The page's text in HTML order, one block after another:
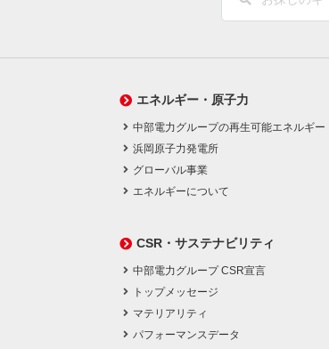
エネルギー・原子力
中部電力グループの再生可能エネルギー
浜岡原子力発電所
グローバル事業
エネルギーについて
CSR・サステナビリティ
中部電力グループ CSR宣言
トップメッセージ
マテリアリティ
パフォーマンスデータ